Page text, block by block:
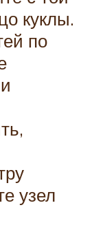
куклы.
по
узел